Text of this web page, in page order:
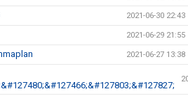
2021-06-30 22:43
2021-06-29 21:55
2021-06-27 13:38